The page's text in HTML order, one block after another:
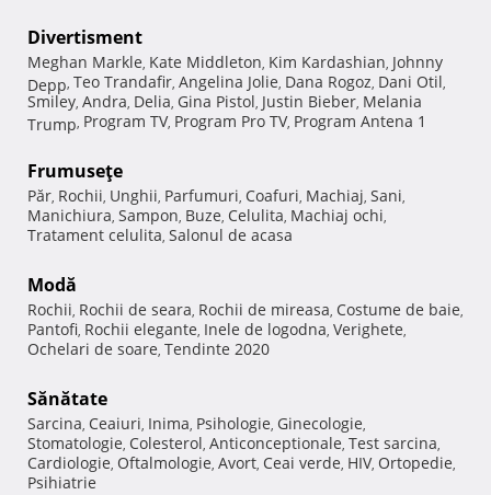
Divertisment
Meghan Markle, Kate Middleton, Kim Kardashian, Johnny
Depp, Teo Trandafir, Angelina Jolie, Dana Rogoz, Dani Otil,
Smiley, Andra, Delia, Gina Pistol, Justin Bieber, Melania
Trump, Program TV, Program Pro TV, Program Antena 1
Frumuseţe
Păr, Rochii, Unghii, Parfumuri, Coafuri, Machiaj, Sani,
Manichiura, Sampon, Buze, Celulita, Machiaj ochi,
Tratament celulita, Salonul de acasa
Modă
Rochii, Rochii de seara, Rochii de mireasa, Costume de baie,
Pantofi, Rochii elegante, Inele de logodna, Verighete,
Ochelari de soare, Tendinte 2020
Sănătate
Sarcina, Ceaiuri, Inima, Psihologie, Ginecologie,
Stomatologie, Colesterol, Anticonceptionale, Test sarcina,
Cardiologie, Oftalmologie, Avort, Ceai verde, HIV, Ortopedie,
Psihiatrie